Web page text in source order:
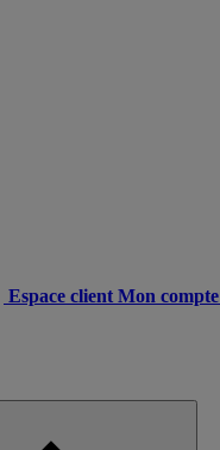
Espace client Mon compte